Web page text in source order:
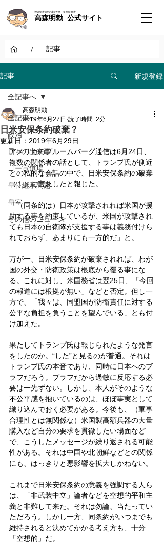
神道学者 / 歴史家 / 天皇・皇室研究者
高森明勅 公式サイト
/ 記事
記事 新規登録
全記事へ
政治
日々の出来事
ゴー宣道場
皇位継承問題
皇室
その他のニュース
全記事へ
日米安保条約破棄？
高森明勅
2019年6月27日 読了時間: 2分
更新日： 2019年6月29日
アメリカのブルームバーグ通信は6月24日、
複数の関係者の話として、トランプ氏が側近
との私的な会話の中で、日米安保条約の破棄
（！）に言及したと報じた。
「（同条約は）日本が攻撃されれば米国が援
助する事を約束しているが、米国が攻撃され
ても日本の自衛隊が支援する事は義務付けら
れておらず、あまりにも一方的だ」と。
万が一、日米安保条約が破棄されれば、わが
国の外交・防衛政策は根底から覆る事にな
る。これに対し、米国務省は翌25日、「今回
の報道には根拠が無い」などと否定。但し一
方で、「我々は、同盟国が防衛責任に対する
公平な負担を負うことを望んでいる」とも付
け加えた。
果たしてトランプ氏は報じられたような発言
をしたのか。“した”と見るのが普通。それは
トランプ氏の本音であり、同時に日本へのブ
ラフだろう。ブラフだから過敏に反応する必
要は一先ずない。しかし、本人がそのような
不公平感を抱いているのは、ほぼ事実として
織り込んでおく必要がある。今後も、（軍事
合理性とは無関係な）米国製高額兵器の大量
購入など自分の要求を貫徹したい場面など
で、こうしたメッセージが繰り返される可能
性がある。それは中国や北朝鮮などとの関係
にも、はっきりと悪影響を拡大しかねない。
これまで日米安保条約の意義を強調する人ら
は、「非武装中立」論者などを空想的平和主
義と非難して来た。それは勿論、当たってい
ただろう。しかし一方、同条約がいつまでも
維持されると決めてかかる考え方も、十分
「空想的」だ。